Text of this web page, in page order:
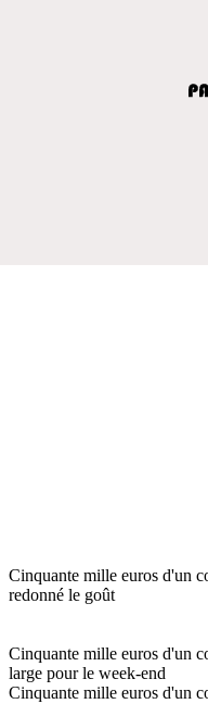
Cinquante mille euros d'un
redonné le goût
Cinquante mille euros d'un
large pour le week-end
Cinquante mille euros d'un